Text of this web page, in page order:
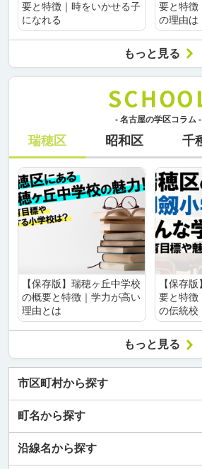
要と特徴｜時をいかせる子
になれる
要と特
の理由は
もっと見る
- 名古屋の学区コラム -
瑞穂区 昭和区 千
【保存版】瑞穂ヶ丘中学校
の概要と特徴｜学力が高い
理由とは
【保存
要と特徴
の伝統校
もっと見る
市区町村から探す
町名から探す
沿線名から探す